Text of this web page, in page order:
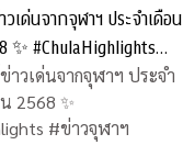
วเด่นจากจุฬาฯ ประจำเดือน
✨ #ChulaHighlights
าวเด่นจากจุฬาฯ ประจำ
2568 ✨
#ข่าวจุฬาฯ